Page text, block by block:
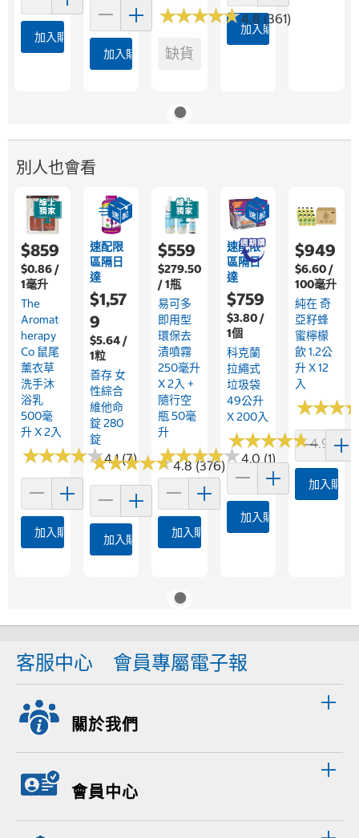
加入購物車
加入購物車
★★★★★
★★★★★4.8 (361)
缺貨
加入購物車
別人也會看
$859
$0.86 /
1毫升
The
Aromat
Herapy
Co 鼠尾
薰衣草
洗手沐
浴乳
500毫
升 X 2入
★★★★★
★★★★★4.1 (7)
加入購物車
速配限
區隔日
達
$1,57
9
$5.64 /
1粒
善存 女
性綜合
維他命
錠 280
錠
★★★★★
★★★★★4.8 (376)
加入購物車
$559
$279.50
/ 1瓶
易可多
即用型
環保去
漬噴霧
250毫升
X 2入 +
隨行空
瓶 50毫
升
★★★★★
★★★★★4.0 (1)
加入購物車
速配限
區隔日
達
$759
$3.80 /
1個
科克蘭
拉繩式
垃圾袋
49公升
X 200入
★★★★★
★★★★★4.9
加入購物車
$949
$6.60 /
100毫升
純在 奇
亞籽蜂
蜜檸檬
飲 1.2公
升 X 12
入
★★★
★★★
加入購物
客服中心 會員專屬電子報
關於我們
會員中心